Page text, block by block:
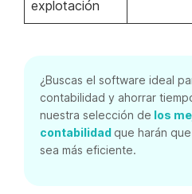
explotación
¿Buscas el software ideal
contabilidad y ahorrar
nuestra selección de los
contabilidad que harán
sea más eficiente.